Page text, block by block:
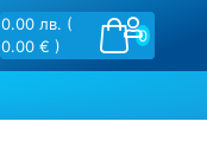
0
0.00 лв. (
0.00 € )